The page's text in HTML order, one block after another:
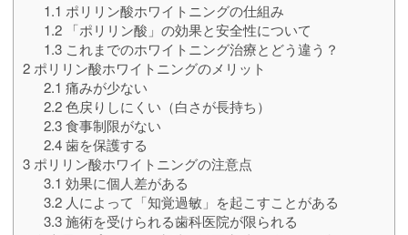
1.1 ポリリン酸ホワイトニングの仕組み
1.2「ポリリン酸」の効果と安全性について
1.3これまでのホワイトニング治療とどう違う？
2 ポリリン酸ホワイトニングのメリット
2.1 痛みが少ない
2.2色戻りしにくい（白さが長持ち）
2.3食事制限がない
2.4歯を保護する
3 ポリリン酸ホワイトニングの注意点
3.1 効果に個人差がある
3.2人によって「知覚過敏」を起こすことがある
3.3施術を受けられる歯科医院が限られる